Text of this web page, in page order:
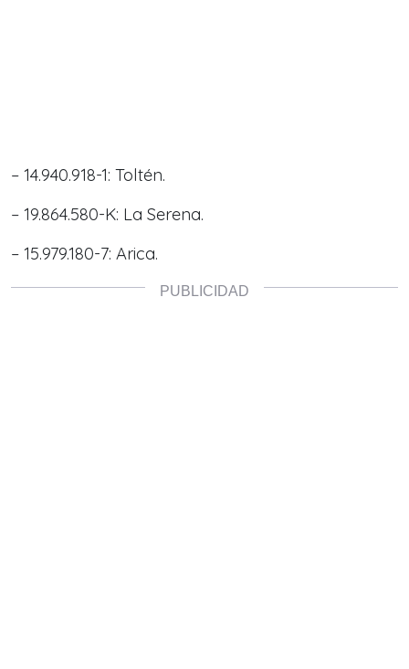
– 14.940.918-1: Toltén.
– 19.864.580-K: La Serena.
– 15.979.180-7: Arica.